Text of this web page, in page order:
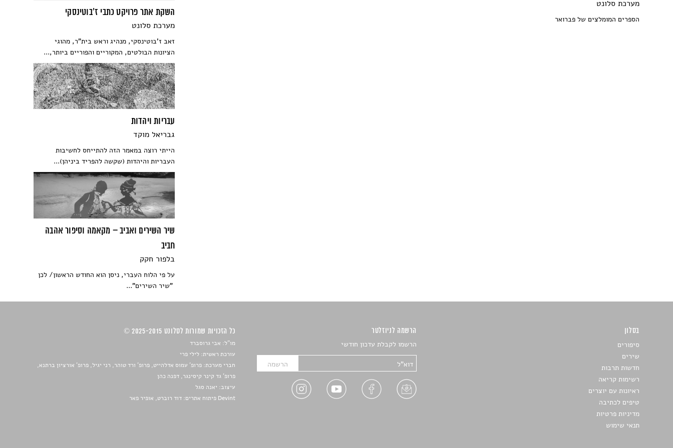
השקת אתר פרויקט כתבי ז'בוטינסקי
מערכת סלונט
זאב ז'בוטינסקי, מנהיג וראש בית"ר, מהוגי
הציונות הבולטים, המקוריים והפוריים ביותר,...
עבריות ויהדות
גבריאל מוקד
הייתי רוצה במאמר הזה להתייחס לחשיבות
העבריות והיהדות (שקשה להפריד ביניהן)...
שיר השירים ואביב – מקאמה וסיפור אהבה
חביב
בלפור חקק
על פי הלוח העברי, ניסן הוא החודש הראשון/ לכן
"שיר השירים"...
מערכת סלונט
הספרים המומלצים של פברואר
בסלון
סיפורים
שירים
חדשות תרבות
רשימות קריאה
ראיונות עם יוצרים
טיפים לכתיבה
מדיניות פרטיות
תנאי שימוש
הרשמה לניוזלטר
הרשמו לקבלת עדכון חודשי
כל הזכויות שמורות לסלונט 2025-2015 ©
מו"ל: אבי גרוסברד
עורכת ראשית: לילי פרי
חברי מערכת: פרופ' עמוס אדלהייט, פרופ' ורד טוהר, רני יגיל, פרופ' אורציון ברתנא,
פרופ' גד קינר קיסינגר, דפנה כהן
עיצוב: יאנה סגל
Devint פיתוח אתרים: דוד רוברט, אופיר פאר